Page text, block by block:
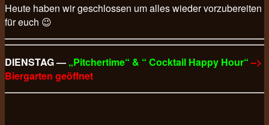
Heute haben wir geschlossen um alles wieder vorzubereiten
für euch 😉
DIENSTAG — „Pitchertime“ & “ Cocktail Happy Hour“–>
Biergarten geöffnet